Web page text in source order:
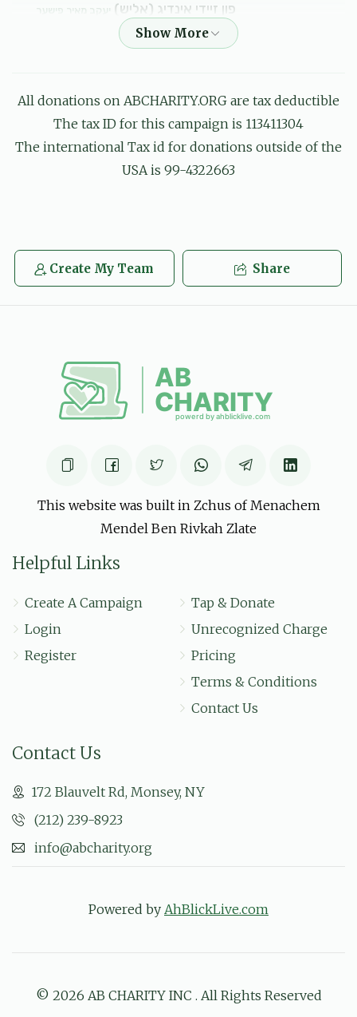
פון זיידי אינדיג (אליש) יעקב מאיר פישער
יואלי פישער יעקב מאיר פישער
6 months ago $200.00
בריזל, דוד יחיאל גאנדל, רפאל דוד גברא, יוסף גלויבער, חיים שאול
גליק, יוסף וואלף גליק, ישראל משה גרינבלאט, שמעון גרינפעלד, מנח
6 months ago $4.24
פייש גרינהוט יעקב מאיר פישער
6 months ago
6 months ago $10.00
All donations on ABCHARITY.ORG are tax deductible
The tax ID for this campaign is 113411304
The international Tax id for donations outside of the
USA is 99-4322663
Create My Team Share
This website was built in Zchus of Menachem
Mendel Ben Rivkah Zlate
Helpful Links
Create A Campaign
Login
Register
Tap & Donate
Unrecognized Charge
Pricing
Terms & Conditions
Contact Us
Contact Us
172 Blauvelt Rd, Monsey, NY
(212) 239-8923
info@abcharity.org
Powered by AhBlickLive.com
© 2026 AB CHARITY INC . All Rights Reserved